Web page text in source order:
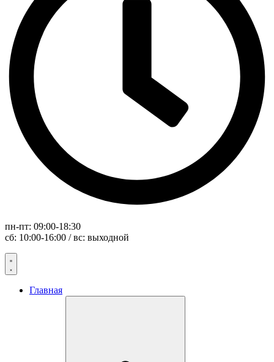
пн-пт: 09:00-18:30
сб: 10:00-16:00 / вс: выходной
Главная